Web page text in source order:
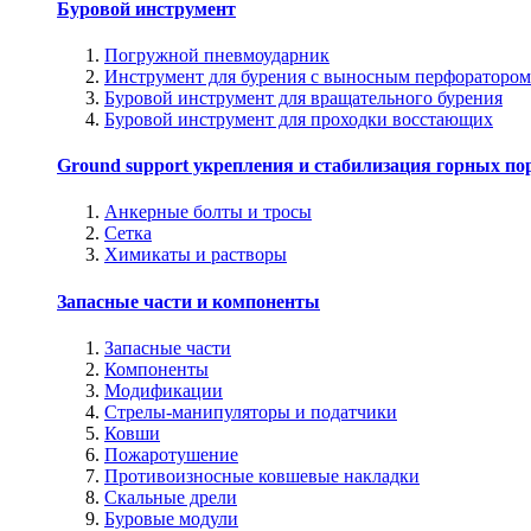
Буровой инструмент
Погружной пневмоударник
Инструмент для бурения с выносным перфоратором
Буровой инструмент для вращательного бурения
Буровой инструмент для проходки восстающих
Ground support укрепления и стабилизация горных
Анкерные болты и тросы
Сетка
Химикаты и растворы
Запасные части и компоненты
Запасные части
Компоненты
Модификации
Стрелы-манипуляторы и податчики
Ковши
Пожаротушение
Противоизносные ковшевые накладки
Скальные дрели
Буровые модули